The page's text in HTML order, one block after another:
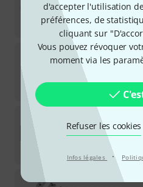
d'accepter l'utilisation
préférences, de
cliquant sur
Vous pouvez révoquer
moment via les
Refuser les cookies
Infos légales ·
Disponible sous
127 €
Martin Guitar
Disponible sous
Martin Guitar
Disponible
53
S21-C Saddle